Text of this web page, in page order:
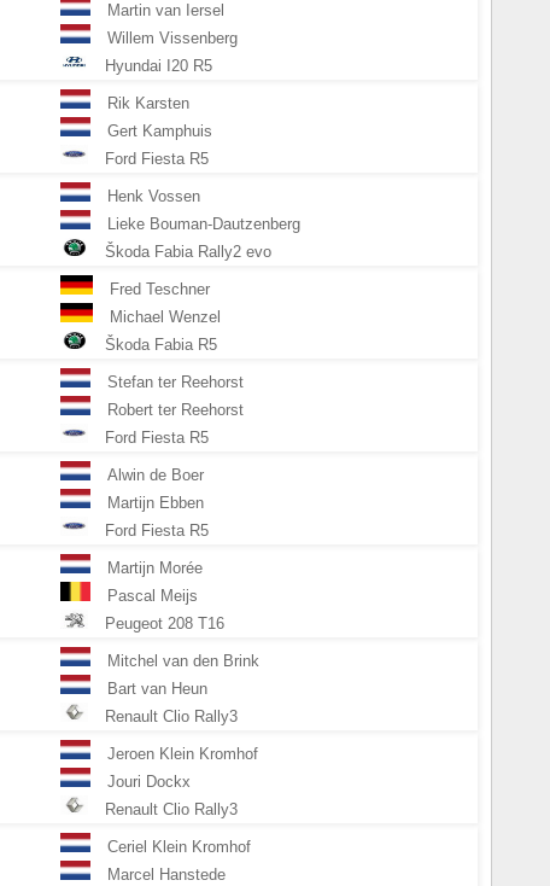
Martin van Iersel
Willem Vissenberg
Hyundai I20 R5
Rik Karsten
Gert Kamphuis
Ford Fiesta R5
Henk Vossen
Lieke Bouman-Dautzenberg
Škoda Fabia Rally2 evo
Fred Teschner
Michael Wenzel
Škoda Fabia R5
Stefan ter Reehorst
Robert ter Reehorst
Ford Fiesta R5
Alwin de Boer
Martijn Ebben
Ford Fiesta R5
Martijn Morée
Pascal Meijs
Peugeot 208 T16
Mitchel van den Brink
Bart van Heun
Renault Clio Rally3
Jeroen Klein Kromhof
Jouri Dockx
Renault Clio Rally3
Ceriel Klein Kromhof
Marcel Hanstede